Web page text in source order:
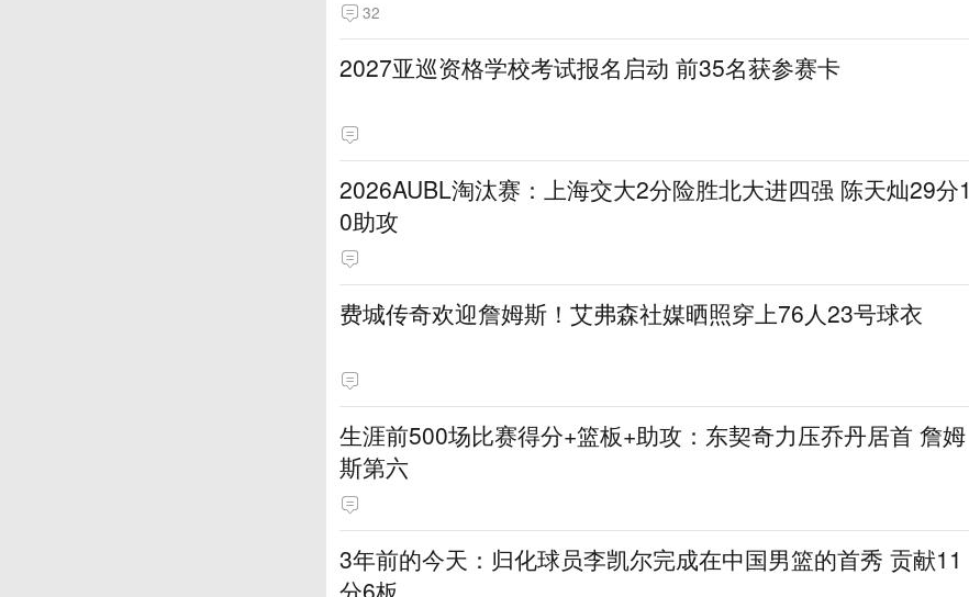
32
2027亚巡资格学校考试报名启动 前35名获参赛卡
2026AUBL淘汰赛：上海交大2分险胜北大进四强 陈天灿29分1
0助攻
费城传奇欢迎詹姆斯！艾弗森社媒晒照穿上76人23号球衣
生涯前500场比赛得分+篮板+助攻：东契奇力压乔丹居首 詹姆
斯第六
3年前的今天：归化球员李凯尔完成在中国男篮的首秀 贡献11